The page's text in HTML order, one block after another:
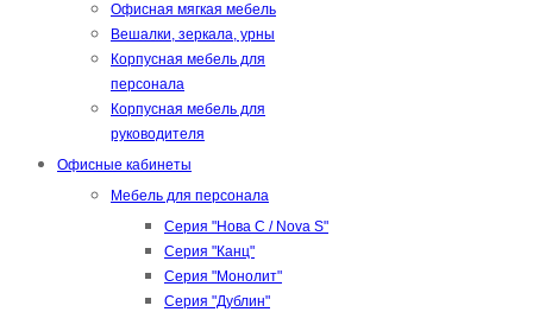
Офисная мягкая мебель
Вешалки, зеркала, урны
Корпусная мебель для
персонала
Корпусная мебель для
руководителя
Офисные кабинеты
Мебель для персонала
Серия "Нова С / Nova S"
Серия "Канц"
Серия "Монолит"
Серия "Дублин"